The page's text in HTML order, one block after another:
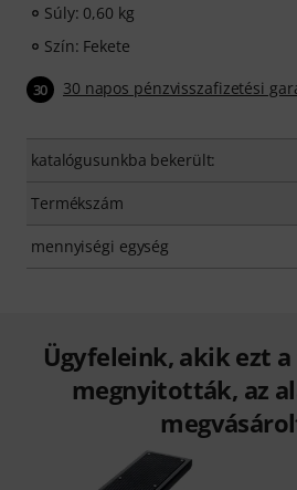
Súly: 0,60 kg
Szín: Fekete
30 30 napos pénzvisszafizetési
katalógusunkba bekerült:
Termékszám
mennyiségi egység
Ügyfeleink, akik ezt
megnyitották, az